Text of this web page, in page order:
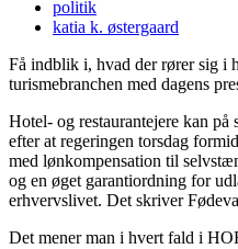
politik
katia k. østergaard
Få indblik i, hvad der rører sig i
turismebranchen med dagens
Hotel- og restaurantejere kan
efter at regeringen torsdag
med lønkompensation til
og en øget garantiordning for
erhvervslivet. Det skriver
Det mener man i hvert fald i